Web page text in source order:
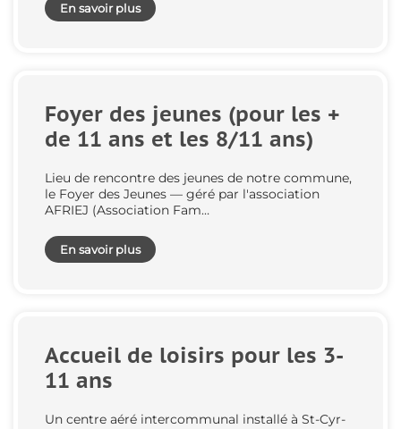
En savoir plus
Foyer des jeunes (pour les +
de 11 ans et les 8/11 ans)
Lieu de rencontre des jeunes de notre commune,
le Foyer des Jeunes — géré par l'association
AFRIEJ (Association Fam…
En savoir plus
Accueil de loisirs pour les 3-
11 ans
Un centre aéré intercommunal installé à St-Cyr-